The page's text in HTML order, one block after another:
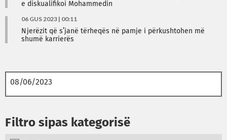
e diskualifikoi Mohammedin
06 GUS 2023 | 00:11
Njerëzit që s’janë tërheqës në pamje i përkushtohen më
shumë karrierës
Filtro sipas kategorisë